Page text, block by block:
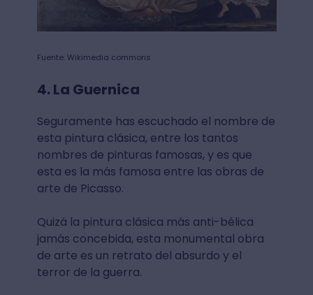
Fuente: Wikimedia commons
4. La Guernica
Seguramente has escuchado el nombre de
esta pintura clásica, entre los tantos
nombres de pinturas famosas, y es que
esta es la más famosa entre las obras de
arte de Picasso.
Quizá la pintura clásica más anti-bélica
jamás concebida, esta monumental obra
de arte es un retrato del absurdo y el
terror de la guerra.